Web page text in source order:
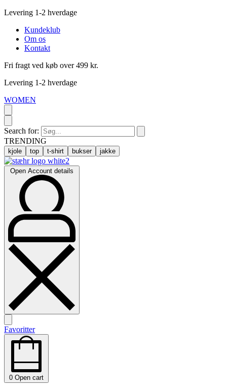
Levering 1-2 hverdage
Kundeklub
Om os
Kontakt
Fri fragt ved køb over 499 kr.
Levering 1-2 hverdage
WOMEN
Search for:
TRENDING
kjole top t-shirt bukser jakke
Open Account details
Favoritter
0 Open cart